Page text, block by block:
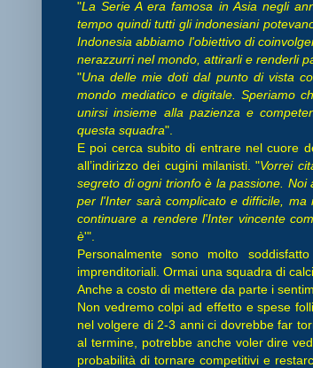
"La Serie A era famosa in Asia negli
tempo quindi tutti gli indonesiani
Indonesia abbiamo l'obiettivo di
nerazzurri nel mondo, attirarli e renderli
"Una delle mie doti dal punto di vista
mondo mediatico e digitale. Speriamo
unirsi insieme alla pazienza e
questa squadra".
E poi cerca subito di entrare nel cuore
all’indirizzo dei cugini milanisti. "Vorrei
segreto di ogni trionfo è la passione.
per l'Inter sarà complicato e difficile,
continuare a rendere l'Inter vincente
è'".
Personalmente sono molto
imprenditoriali. Ormai una squadra di
Anche a costo di mettere da parte i
Non vedremo colpi ad effetto e spese
nel volgere di 2-3 anni ci dovrebbe far
al termine, potrebbe anche voler dire
probabilità di tornare competitivi e